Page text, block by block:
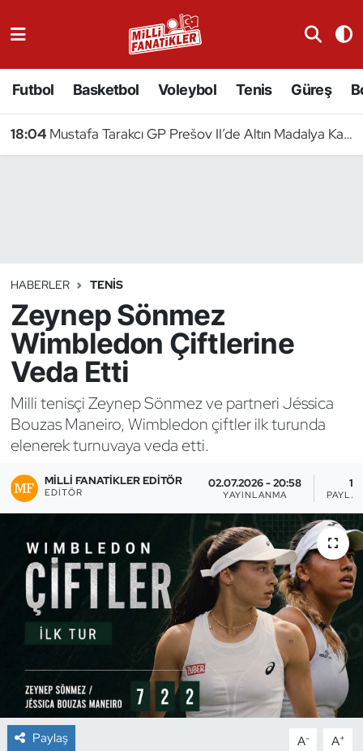
Futbol Basketbol Voleybol Tenis Güreş
18:04 Mustafa Tarakcı GP Prešov II’de Altın Madalya Kazandı
HABERLER TENIS
Zeynep Sönmez
Wimbledon Çiftlerine
Veda Etti
Milli tenisçi Zeynep Sönmez ve partneri Jéssica
Bouzas Maneiro, Wimbledon çiftler ilk turunda
elenerek turnuvaya veda etti.
MILLI FANATIKLER EDITÖR
EDITÖR
02.07.2026 - 20:58
YAYINLANMA
1
Paylaş A- A+
Badminton
Binicilik
Bisiklet
Bocce Bowling Dart
Boks
Briç
Buz Hokeyi
Buz Pateni
Çim Hokeyi
Cimnastik
Curling
Dağcılık